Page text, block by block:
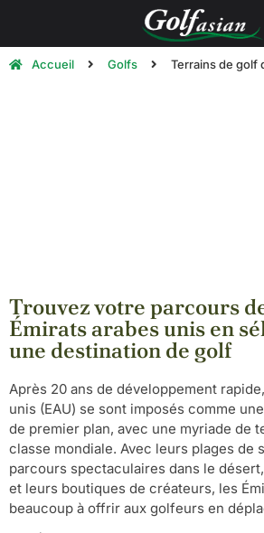
Accueil Golfs Terrains de golf
Trouvez votre parcours
Émirats arabes unis en
une destination de golf
Après 20 ans de développement
unis (EAU) se sont imposés comme
de premier plan, avec une myriade de
classe mondiale. Avec leurs plages de
parcours spectaculaires dans le
et leurs boutiques de créateurs, les
beaucoup à offrir aux golfeurs en